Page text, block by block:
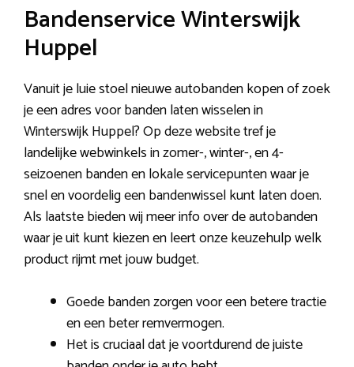
Bandenservice Winterswijk
Huppel
Vanuit je luie stoel nieuwe autobanden kopen of zoek
je een adres voor banden laten wisselen in
Winterswijk Huppel? Op deze website tref je
landelijke webwinkels in zomer-, winter-, en 4-
seizoenen banden en lokale servicepunten waar je
snel en voordelig een bandenwissel kunt laten doen.
Als laatste bieden wij meer info over de autobanden
waar je uit kunt kiezen en leert onze keuzehulp welk
product rijmt met jouw budget.
Goede banden zorgen voor een betere tractie
en een beter remvermogen.
Het is cruciaal dat je voortdurend de juiste